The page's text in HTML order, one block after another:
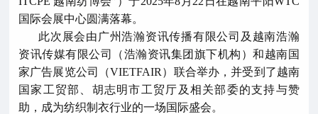
国际会展中心圆满落幕。
此次展会由广州浩瀚资讯传播有限公司及越南浩瀚
资讯传媒有限公司（浩瀚资讯集团旗下机构）和越南国
家广告展览公司（VIETFAIR）联合举办，并受到了越南
国家工贸部、胡志明市工贸厅及相关部委的支持与赞
助，成为纺织制衣行业的一场国际盛会。